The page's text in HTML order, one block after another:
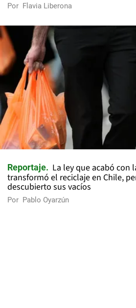
Por Flavia Liberona
Reportaje
La ley que acabó con
transformó el reciclaje en Chile,
descubierto sus vacíos
Por Pablo Oyarzún